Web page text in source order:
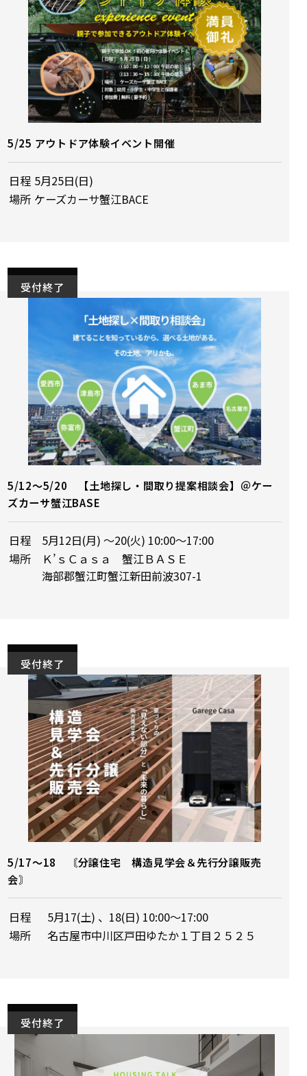
5/25 アウトドア体験イベント開催
日程 5月25日(日)
場所 ケーズカーサ蟹江BACE
受付終了
5/12～5/20 【土地探し・間取り提案相談会】＠ケー
ズカーサ蟹江BASE
日程
5月12日(月) ～20(火) 10:00～17:00
場所
Ｋ’ｓＣａｓａ 蟹江ＢＡＳＥ
海部郡蟹江町蟹江新田前波307-1
受付終了
5/17～18 〘分譲住宅 構造見学会＆先行分譲販売
会〙
日程
5月17(土) 、18(日) 10:00～17:00
場所
名古屋市中川区戸田ゆたか１丁目２５２５
受付終了